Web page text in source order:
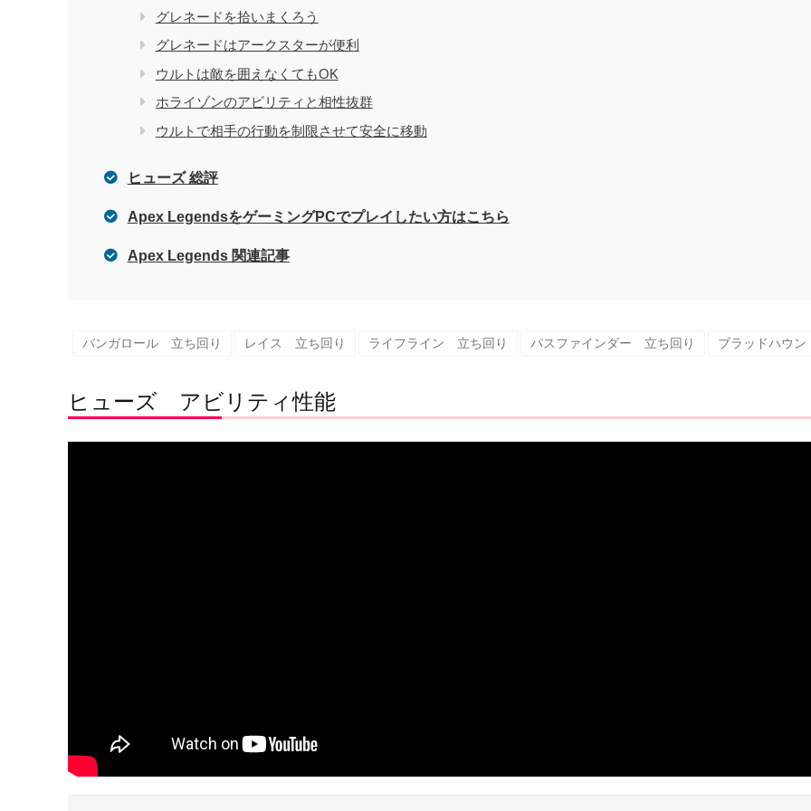
グレネードを拾いまくろう
グレネードはアークスターが便利
ウルトは敵を囲えなくてもOK
ホライゾンのアビリティと相性抜群
ウルトで相手の行動を制限させて安全に移動
ヒューズ 総評
Apex LegendsをゲーミングPCでプレイしたい方はこちら
Apex Legends 関連記事
バンガロール 立ち回り レイス 立ち回り ライフライン 立ち回り パスファインダー 立ち回り ブラッドハウ
ヒューズ アビリティ性能